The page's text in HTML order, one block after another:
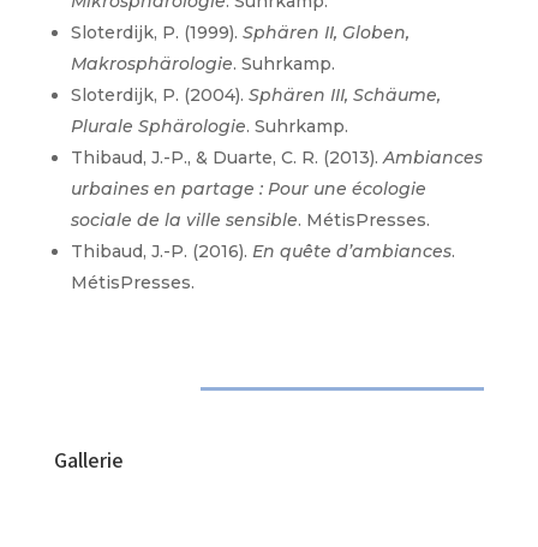
Sloterdijk, P. (1999). Sphären II, Globen,
Makrosphärologie. Suhrkamp.
Sloterdijk, P. (2004). Sphären III, Schäume,
Plurale Sphärologie. Suhrkamp.
Thibaud, J.-P., & Duarte, C. R. (2013). Ambiances
urbaines en partage : Pour une écologie
sociale de la ville sensible. MétisPresses.
Thibaud, J.-P. (2016). En quête d’ambiances.
MétisPresses.
Gallerie